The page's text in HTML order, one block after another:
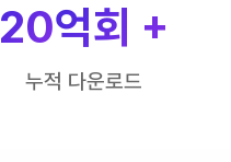
20억회 +
누적 다운로드